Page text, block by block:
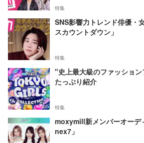
特集
SNS影響力トレンド俳優・
スカウントダウン」
特集
"史上最大級のファッショ
たっぷり紹介
特集
moxymill新メンバーオー
nex7」